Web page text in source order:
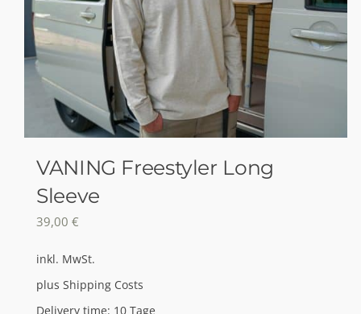
VANING Freestyler Long
Sleeve
39,00 €
inkl. MwSt.
plus Shipping Costs
Delivery time: 10 Tage